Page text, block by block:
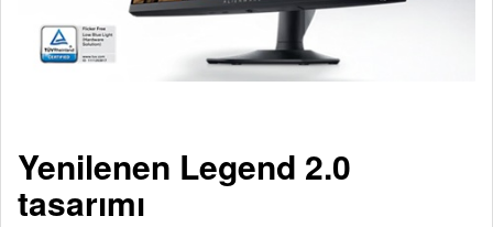
Yenilenen Legend 2.0
tasarımı